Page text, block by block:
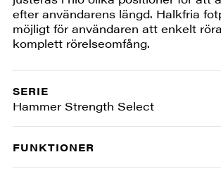
efter användarens längd. Halkfria
möjligt för användaren att enkelt
komplett rörelseomfång.
SERIE
Hammer Strength Select
FUNKTIONER